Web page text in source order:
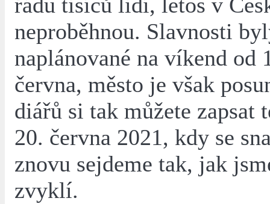
řádu tisíců lidí, letos v
neproběhnou. Slavnosti
naplánované na víkend od
června, město je však
diářů si tak můžete zapsat
20. června 2021, kdy se
znovu sejdeme tak, jak
zvyklí.